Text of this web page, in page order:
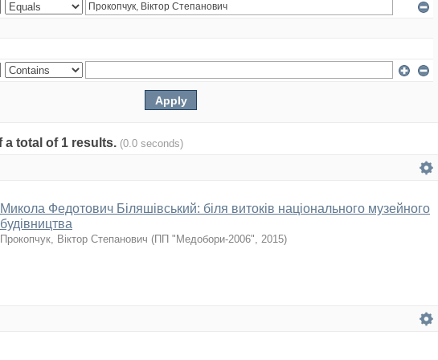
a total of 1 results. (0.0 seconds)
Микола Федотович Біляшівський: біля витоків національного музейного
будівництва
Прокопчук, Віктор Степанович (ПП "Медобори-2006", 2015)